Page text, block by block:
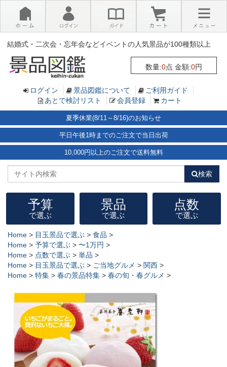
結婚式・二次会・忘年会などイベントの人気景品が100種類以上
数量:0点 金額:0円
×
ログイン 景品図鑑について
ご利用ガイド
あとで検討リスト
会員登録 カート
夏季休業(8/11～8/16)のお知らせ
平日午後1時までのご注文で当日出荷
10,000円以上のご注文で送料無料
検索
予算
で選ぶ
景品
で選ぶ
点数
で選ぶ
Home > 目玉景品で選ぶ > 食品 >
Home > 予算で選ぶ > 〜1万円 >
Home > 点数で選ぶ > 単品 >
Home > 目玉景品で選ぶ > ご当地グルメ > 関西 >
Home > 特集 > 春の景品特集 > 春の旬・春グルメ >